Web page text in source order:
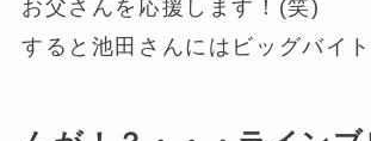
お父さんを応援します！(笑)
すると池田さんにはビッグバイト